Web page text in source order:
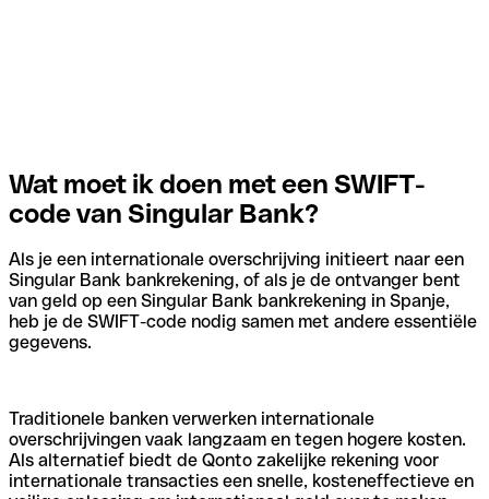
Wat moet ik doen met een SWIFT-
code van Singular Bank?
Als je een internationale overschrijving initieert naar een
Singular Bank bankrekening, of als je de ontvanger bent
van geld op een Singular Bank bankrekening in Spanje,
heb je de SWIFT-code nodig samen met andere essentiële
gegevens.
Traditionele banken verwerken internationale
overschrijvingen vaak langzaam en tegen hogere kosten.
Als alternatief biedt de Qonto zakelijke rekening voor
internationale transacties een snelle, kosteneffectieve en